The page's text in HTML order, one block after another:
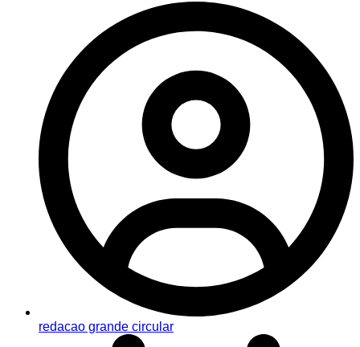
redacao grande circular